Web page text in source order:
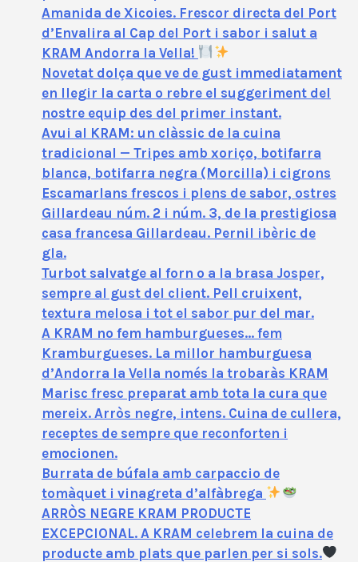
Amanida de Xicoies. Frescor directa del Port
d’Envalira al Cap del Port i sabor i salut a
KRAM Andorra la Vella!
Novetat dolça que ve de gust immediatament
en llegir la carta o rebre el suggeriment del
nostre equip des del primer instant.
Avui al KRAM: un clàssic de la cuina
tradicional — Tripes amb xoriço, botifarra
blanca, botifarra negra (Morcilla) i cigrons
Escamarlans frescos i plens de sabor, ostres
Gillardeau núm. 2 i núm. 3, de la prestigiosa
casa francesa Gillardeau. Pernil ibèric de
gla.
Turbot salvatge al forn o a la brasa Josper,
sempre al gust del client. Pell cruixent,
textura melosa i tot el sabor pur del mar.
A KRAM no fem hamburgueses… fem
Kramburgueses. La millor hamburguesa
d’Andorra la Vella només la trobaràs KRAM
Marisc fresc preparat amb tota la cura que
mereix. Arròs negre, intens. Cuina de cullera,
receptes de sempre que reconforten i
emocionen.
Burrata de búfala amb carpaccio de
tomàquet i vinagreta d’alfàbrega
ARRÒS NEGRE KRAM PRODUCTE
EXCEPCIONAL. A KRAM celebrem la cuina de
producte amb plats que parlen per si sols.